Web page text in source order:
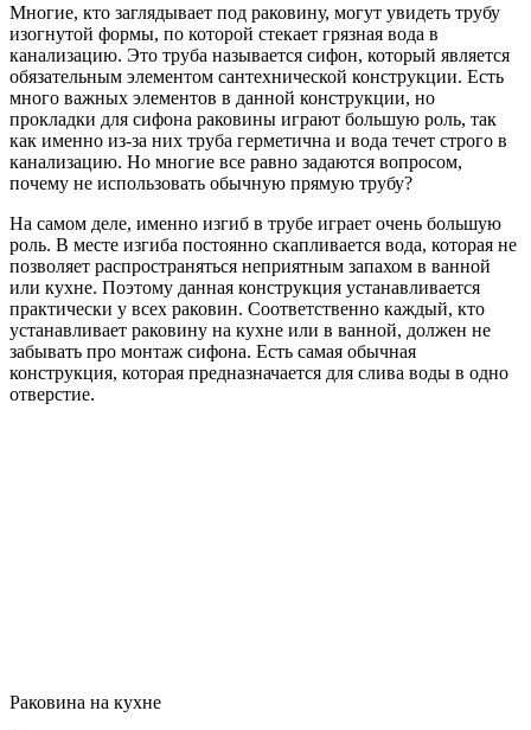
Многие, кто заглядывает под раковину, могут увидеть трубу
изогнутой формы, по которой стекает грязная вода в
канализацию. Это труба называется сифон, который является
обязательным элементом сантехнической конструкции. Есть
много важных элементов в данной конструкции, но
прокладки для сифона раковины играют большую роль, так
как именно из-за них труба герметична и вода течет строго в
канализацию. Но многие все равно задаются вопросом,
почему не использовать обычную прямую трубу?
На самом деле, именно изгиб в трубе играет очень большую
роль. В месте изгиба постоянно скапливается вода, которая не
позволяет распространяться неприятным запахом в ванной
или кухне. Поэтому данная конструкция устанавливается
практически у всех раковин. Соответственно каждый, кто
устанавливает раковину на кухне или в ванной, должен не
забывать про монтаж сифона. Есть самая обычная
конструкция, которая предназначается для слива воды в одно
отверстие.
Раковина на кухне